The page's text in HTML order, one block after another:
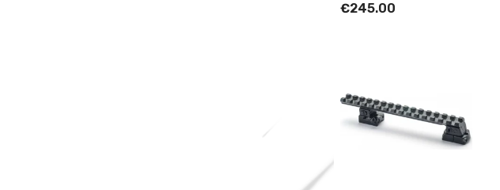
€245.00